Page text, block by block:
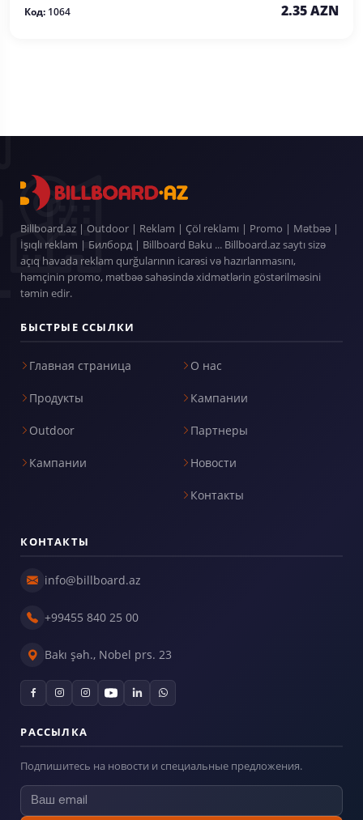
Код: 1064 2.35 AZN
Billboard.az | Outdoor | Reklam | Çöl reklamı | Promo | Mətbəə |
İşıqlı reklam | Билборд | Billboard Baku ... Billboard.az saytı sizə
açıq havada reklam qurğularının icarəsi və hazırlanmasını,
həmçinin promo, mətbəə sahəsində xidmətlərin göstərilməsini
təmin edir.
БЫСТРЫЕ ССЫЛКИ
Главная страница
Продукты
Outdoor
Кампании
О нас
Кампании
Партнеры
Новости
Контакты
КОНТАКТЫ
info@billboard.az
+99455 840 25 00
Bakı şəh., Nobel prs. 23
РАССЫЛКА
Подпишитесь на новости и специальные предложения.